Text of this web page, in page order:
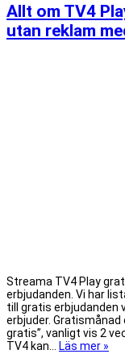
Allt om TV4
utan reklam
Streama TV4 Play
erbjudanden. Vi har
till gratis erbjudanden
erbjuder. Gratismånad
gratis”, vanligt vis 2
TV4 kan… Läs mer »